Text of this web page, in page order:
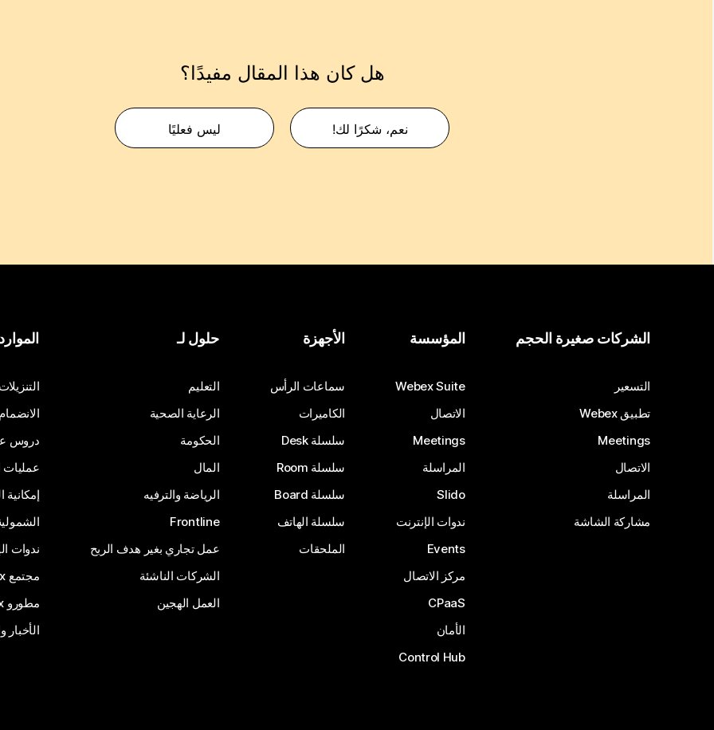
هل كان هذا المقال مفيدًا؟
نعم، شكرًا لك! ليس فعليًا
الشركات صغيرة الحجم
التسعير
تطبيق Webex
Meetings
الاتصال
المراسلة
مشاركة الشاشة
المؤسسة
Webex Suite
الاتصال
Meetings
المراسلة
Slido
ندوات الإنترنت
Events
مركز الاتصال
CPaaS
الأمان
Control Hub
الأجهزة
سماعات الرأس
الكاميرات
سلسلة Desk
سلسلة Room
سلسلة Board
سلسلة الهاتف
الملحقات
حلول لـ
التعليم
الرعاية الصحية
الحكومة
المال
الرياضة والترفيه
Frontline
عمل تجاري بغير هدف الربح
الشركات الناشئة
العمل الهجين
الموارد
التنزيلات
دروس
عمليات
ندوات
مجتمع Webex
مطورو Webex
الأخبار